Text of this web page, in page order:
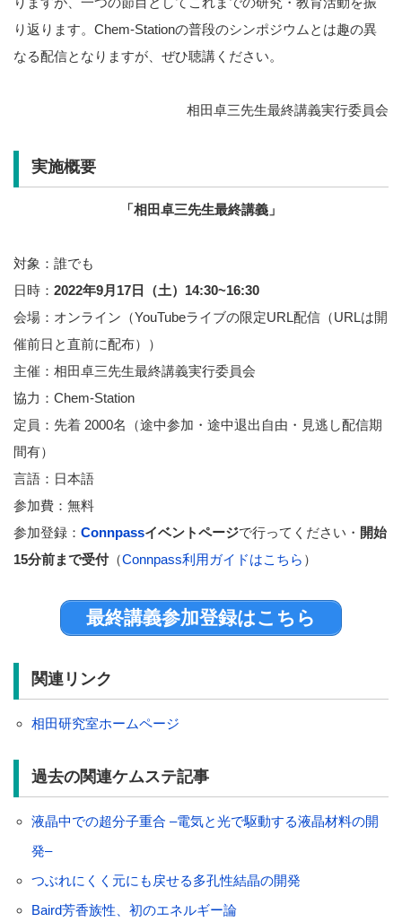
り返ります。 Chem-Stationの普段のシンポジウムとは趣の異
なる配信となりますが、ぜひ聴講ください。
相田卓三先生最終講義実行委員会
実施概要
「相田卓三先生最終講義」
対象：誰でも
日時： 2022年9月17日（土）14:30~16:30
会場：オンライン（YouTubeライブの限定URL配信（URLは開
催前日と直前に配布））
主催：相田卓三先生最終講義実行委員会
協力：Chem-Station
定員：先着 2000名（途中参加・途中退出自由・見逃し配信期
間有）
言語：日本語
参加費：無料
参加登録： Connpassイベントページで行ってください・ 開始
15分前まで受付（Connpass利用ガイドはこちら ）
最終講義参加登録はこちら
関連リンク
相田研究室ホームページ
過去の関連ケムステ記事
液晶中での超分子重合 –電気と光で駆動する液晶材料の開
発–
つぶれにくく元にも戻せる多孔性結晶の開発
Baird芳香族性、初のエネルギー論